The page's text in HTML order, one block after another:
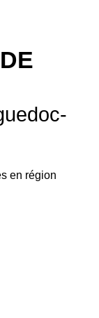
en région